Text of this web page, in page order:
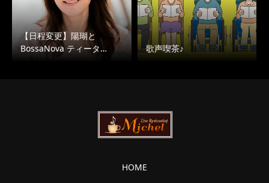
【日程変更】陽瑚と
BossaNova ティータ…
歌声喫茶♪
HOME